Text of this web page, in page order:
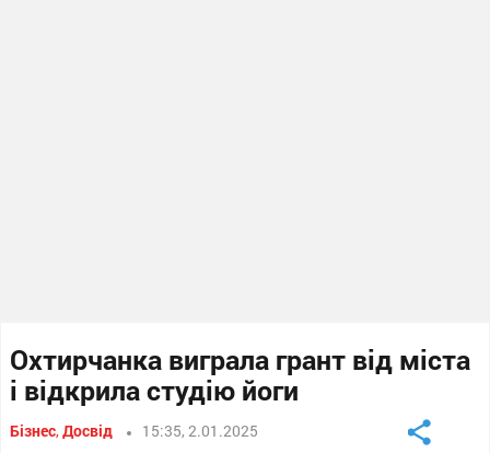
Охтирчанка виграла грант від міста
і відкрила студію йоги
Бізнес,Досвід 15:35, 2.01.2025